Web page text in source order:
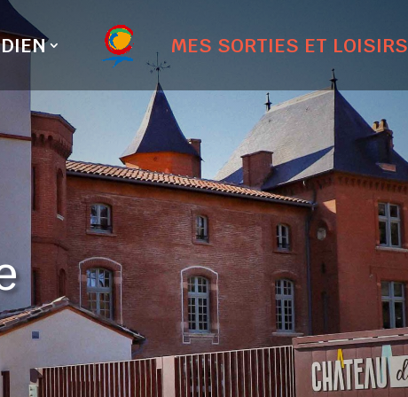
MES SORTIES ET LOISIRS